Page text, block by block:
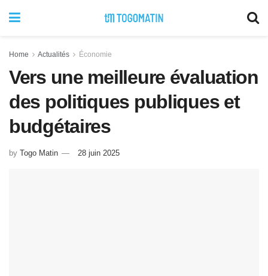
Home Actualités Économie
Vers une meilleure évaluation
des politiques publiques et
budgétaires
by Togo Matin 28 juin 2025